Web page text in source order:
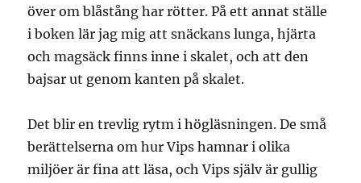
över om blåstång har rötter. På ett annat ställe
i boken lär jag mig att snäckans lunga, hjärta
och magsäck finns inne i skalet, och att den
bajsar ut genom kanten på skalet.
Det blir en trevlig rytm i högläsningen. De små
berättelserna om hur Vips hamnar i olika
miljöer är fina att läsa, och Vips själv är gullig